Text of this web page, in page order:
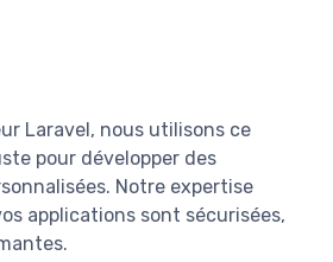
Laravel, nous utilisons ce
pour développer des
Notre expertise
applications sont sécurisées,